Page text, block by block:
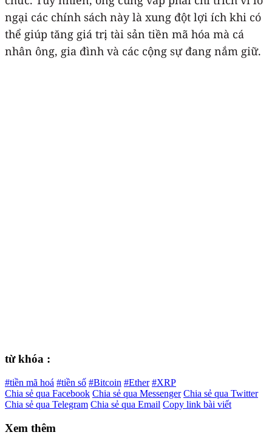
ngại các chính sách này là xung đột lợi ích khi có
thể giúp tăng giá trị tài sản tiền mã hóa mà cá
nhân ông, gia đình và các cộng sự đang nắm giữ.
từ khóa :
#tiền mã hoá #tiền số #Bitcoin #Ether #XRP
Chia sẻ qua Facebook Chia sẻ qua Messenger Chia sẻ qua Twitter
Chia sẻ qua Telegram Chia sẻ qua Email Copy link bài viết
Xem thêm